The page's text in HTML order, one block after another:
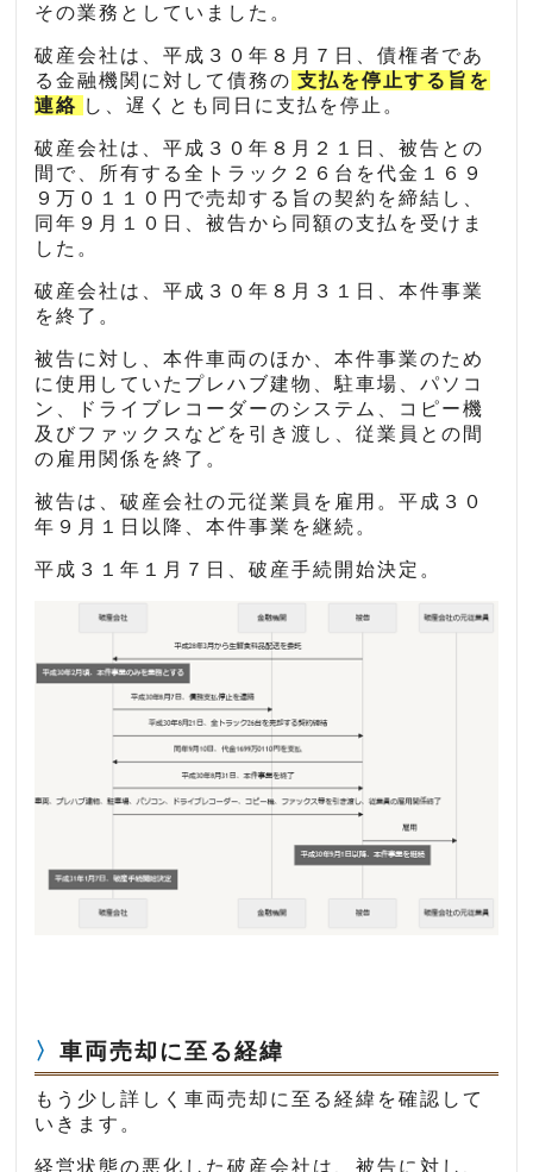
その業務としていました。
破産会社は、平成３０年８月７日、債権者であ
る金融機関に対して債務の 支払を停止する旨を
連絡 し、遅くとも同日に支払を停止。
破産会社は、平成３０年８月２１日、被告との
間で、所有する全トラック２６台を代金１６９
９万０１１０円で売却する旨の契約を締結し、
同年９月１０日、被告から同額の支払を受けま
した。
破産会社は、平成３０年８月３１日、本件事業
を終了。
被告に対し、本件車両のほか、本件事業のため
に使用していたプレハブ建物、駐車場、パソコ
ン、ドライブレコーダーのシステム、コピー機
及びファックスなどを引き渡し、従業員との間
の雇用関係を終了。
被告は、破産会社の元従業員を雇用。平成３０
年９月１日以降、本件事業を継続。
平成３１年１月７日、破産手続開始決定。
車両売却に至る経緯
もう少し詳しく車両売却に至る経緯を確認して
いきます。
経営状態の悪化した破産会社は、被告に対し、